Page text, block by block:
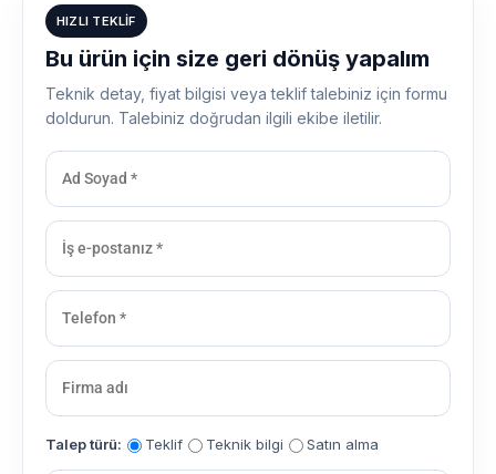
HIZLI TEKLIF
Bu ürün için size geri dönüş yapalım
Teknik detay, fiyat bilgisi veya teklif talebiniz için formu
doldurun. Talebiniz doğrudan ilgili ekibe iletilir.
Talep türü: Teklif Teknik bilgi Satın alma